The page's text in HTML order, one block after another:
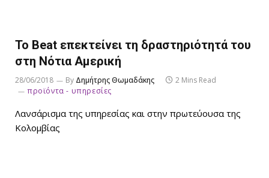
Το Beat επεκτείνει τη δραστηριότητά του
στη Νότια Αμερική
28/06/2018 By Δημήτρης Θωμαδάκης
2 Mins Read
προϊόντα - υπηρεσίες
Λανσάρισμα της υπηρεσίας και στην πρωτεύουσα της
Κολομβίας